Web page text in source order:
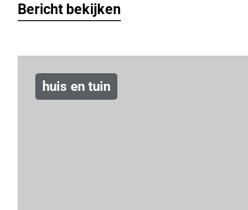
Bericht bekijken
huis en tuin